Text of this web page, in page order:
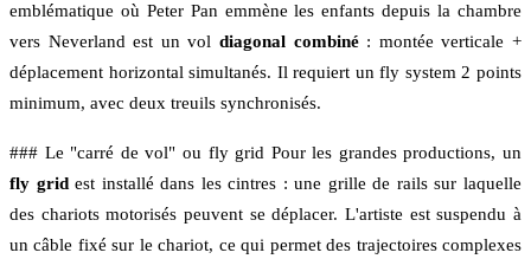
emblématique où Peter Pan emmène les enfants depuis la chambre
vers Neverland est un vol diagonal combiné: montée verticale +
déplacement horizontal simultanés. Il requiert un fly system 2 points
minimum, avec deux treuils synchronisés.
### Le "carré de vol" ou fly grid Pour les grandes productions, un
fly gridest installé dans les cintres : une grille de rails sur laquelle
des chariots motorisés peuvent se déplacer. L'artiste est suspendu à
un câble fixé sur le chariot, ce qui permet des trajectoires complexes